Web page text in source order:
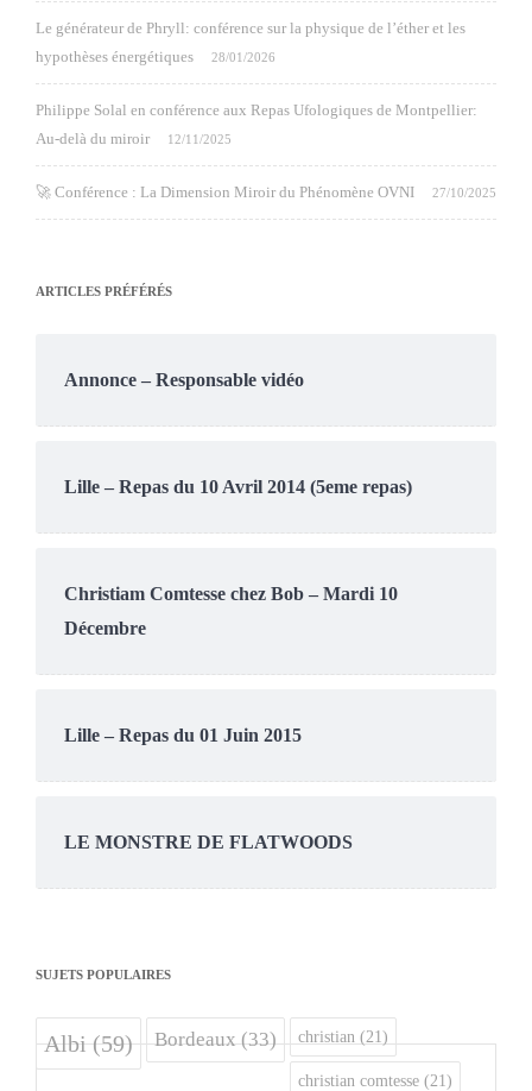
Le générateur de Phryll: conférence sur la physique de l’éther et les
hypothèses énergétiques
28/01/2026
Philippe Solal en conférence aux Repas Ufologiques de Montpellier:
Au-delà du miroir
12/11/2025
🚀 Conférence : La Dimension Miroir du Phénomène OVNI 27/10/2025
ARTICLES PRÉFÉRÉS
Annonce – Responsable vidéo
Lille – Repas du 10 Avril 2014 (5eme repas)
Christiam Comtesse chez Bob – Mardi 10
Décembre
Lille – Repas du 01 Juin 2015
LE MONSTRE DE FLATWOODS
SUJETS POPULAIRES
Albi(59) Bordeaux(33) christian (21)
christian comtesse (21)